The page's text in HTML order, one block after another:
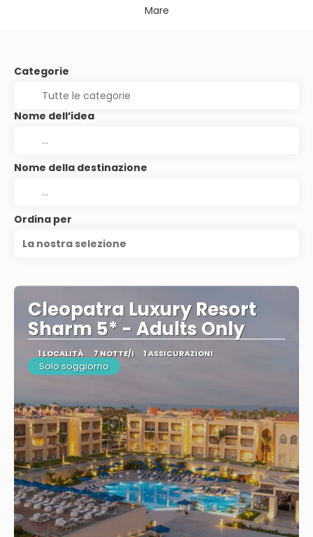
Mare
Categorie
Nome dell’idea
Nome della destinazione
Ordina per
La nostra selezione
Cleopatra Luxury Resort
Sharm 5* - Adults Only
1 LOCALITÀ 7 NOTTE/I 1 ASSICURAZIONI
Solo soggiorno